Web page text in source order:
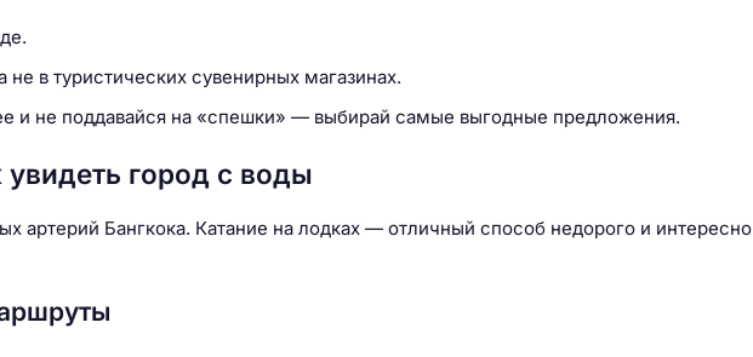
в туристических сувенирных магазинах.
и не поддавайся на «спешки» — выбирай самые выгодные предложения.
город с воды
артерий Бангкока. Катание на лодках — отличный способ недорого и интересно